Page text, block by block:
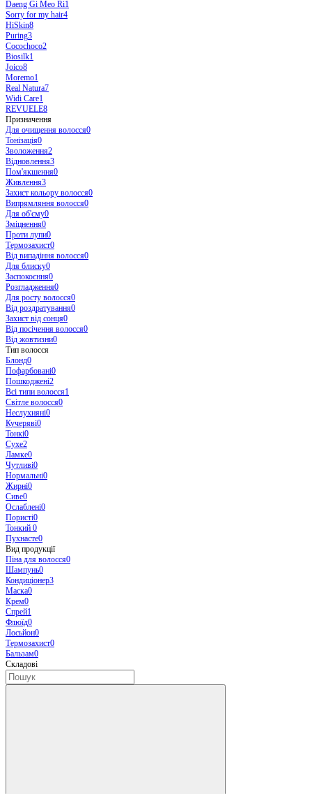
Daeng Gi Meo Ri1
Sorry for my hair4
HiSkin8
Puring3
Cocochoco2
Biosilk1
Joico8
Moremo1
Real Natura7
Widi Care1
REVUELE8
Призначення
Для очищення волосся0
Тонізація0
Зволоження2
Відновлення3
Пом'якшення0
Живлення3
Захист кольору волосся0
Випрямляння волосся0
Для об'єму0
Зміцнення0
Проти лупи0
Термозахист0
Від випадіння волосся0
Для блиску0
Заспокоєння0
Розгладження0
Для росту волосся0
Від роздратування0
Захист від сонця0
Від посічення волосся0
Від жовтизни0
Тип волосся
Блонд0
Пофарбовані0
Пошкоджені2
Всі типи волосся1
Світле волосся0
Неслухняні0
Кучеряві0
Тонкі0
Сухе2
Ламке0
Чутливі0
Нормальні0
Жирні0
Сиве0
Ослаблені0
Пористі0
Тонкий 0
Пухнасте0
Вид продукції
Піна для волосся0
Шампунь0
Кондиціонер3
Маска0
Крем0
Спрей1
Флюїд0
Лосьйон0
Термозахист0
Бальзам0
Складові